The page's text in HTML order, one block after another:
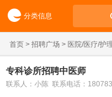
分类信息
首页 > 招聘广场 > 医院/医疗/护
专科诊所招聘中医师
联系人：小陈 联系电话：